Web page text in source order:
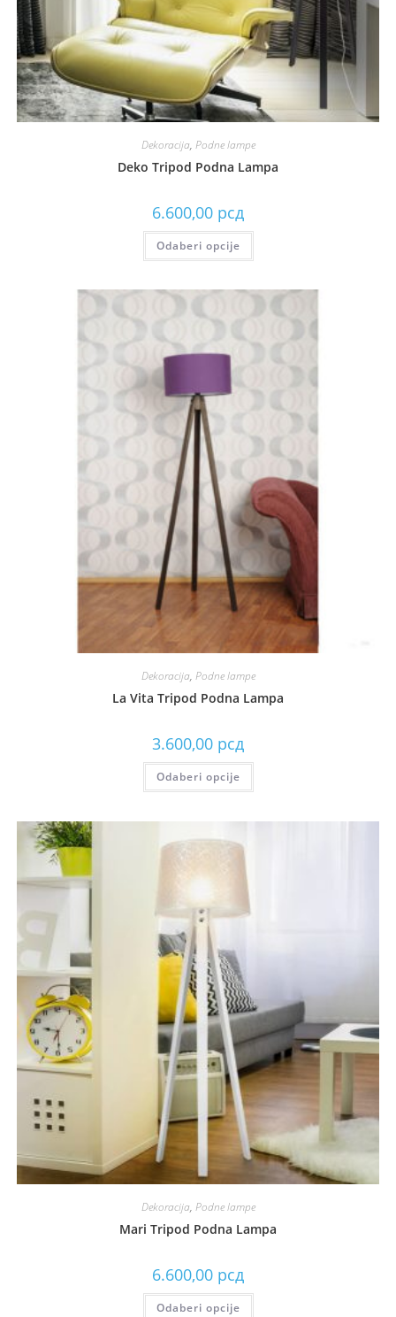
Dekoracija, Podne lampe
Deko Tripod Podna Lampa
6.600,00 рсд
Odaberi opcije
Dekoracija, Podne lampe
La Vita Tripod Podna Lampa
3.600,00 рсд
Odaberi opcije
Dekoracija, Podne lampe
Mari Tripod Podna Lampa
6.600,00 рсд
Odaberi opcije